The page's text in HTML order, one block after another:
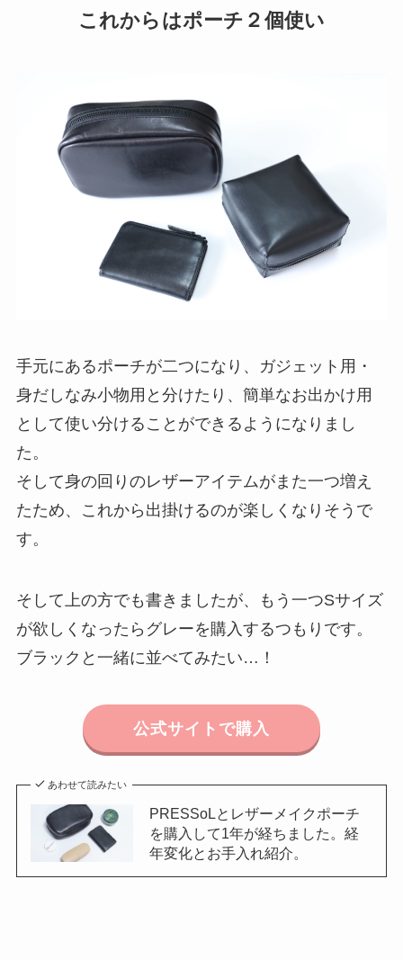
これからはポーチ２個使い
手元にあるポーチが二つになり、ガジェット用・
身だしなみ小物用と分けたり、簡単なお出かけ用
として使い分けることができるようになりまし
た。
そして身の回りのレザーアイテムがまた一つ増え
たため、これから出掛けるのが楽しくなりそうで
す。
そして上の方でも書きましたが、もう一つSサイズ
が欲しくなったらグレーを購入するつもりです。
ブラックと一緒に並べてみたい…！
公式サイトで購入
あわせて読みたい
PRESSoLとレザーメイクポーチ
を購入して1年が経ちました。経
年変化とお手入れ紹介。